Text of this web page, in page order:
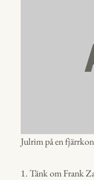
Julrim på en
1. Tänk om Frank